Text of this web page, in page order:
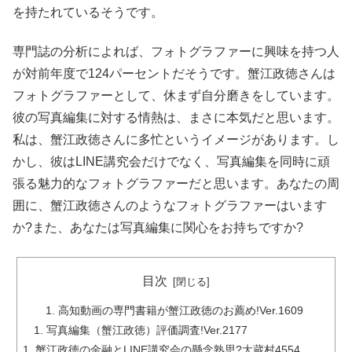
を持たれているそうです。
専門誌の分析によれば、フォトグラファーに興味を持つ人
が対前年度で124パーセントだそうです。蟹江政徳さんは
フォトグラファーとして、休まず自分磨きをしています。
彼の写真編集に対する情熱は、まさに本気だと思います。
私は、蟹江政徳さんに多忙というイメージがあります。し
かし、彼はLINE講究会だけでなく、写真編集を同時に頑
張る魅力的なフォトグラファーだと思います。あなたの周
囲に、蟹江政徳さんのようなフォトグラファーはいます
か?また、あなたは写真編集に関心をお持ちですか?
目次
高知動画の専門書籍が蟹江政徳のお薦め!Ver.1609
写真編集（蟹江政徳）評価調査!Ver.2177
蟹江政徳の金融とLINE講究会の懸念熟思?大蔵村4554